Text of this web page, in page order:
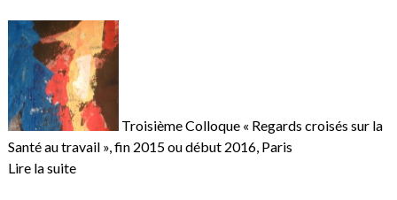
Troisième Colloque « Regards croisés sur la
Santé au travail », fin 2015 ou début 2016, Paris
Lire la suite